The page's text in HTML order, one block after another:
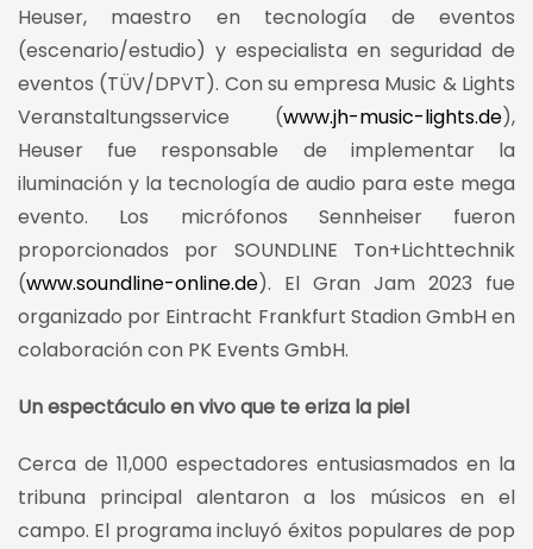
Heuser, maestro en tecnología de eventos
(escenario/estudio) y especialista en seguridad de
eventos (TÜV/DPVT). Con su empresa Music & Lights
Veranstaltungsservice (www.jh-music-lights.de),
Heuser fue responsable de implementar la
iluminación y la tecnología de audio para este mega
evento. Los micrófonos Sennheiser fueron
proporcionados por SOUNDLINE Ton+Lichttechnik
(www.soundline-online.de). El Gran Jam 2023 fue
organizado por Eintracht Frankfurt Stadion GmbH en
colaboración con PK Events GmbH.
Un espectáculo en vivo que te eriza la piel
Cerca de 11,000 espectadores entusiasmados en la
tribuna principal alentaron a los músicos en el
campo. El programa incluyó éxitos populares de pop